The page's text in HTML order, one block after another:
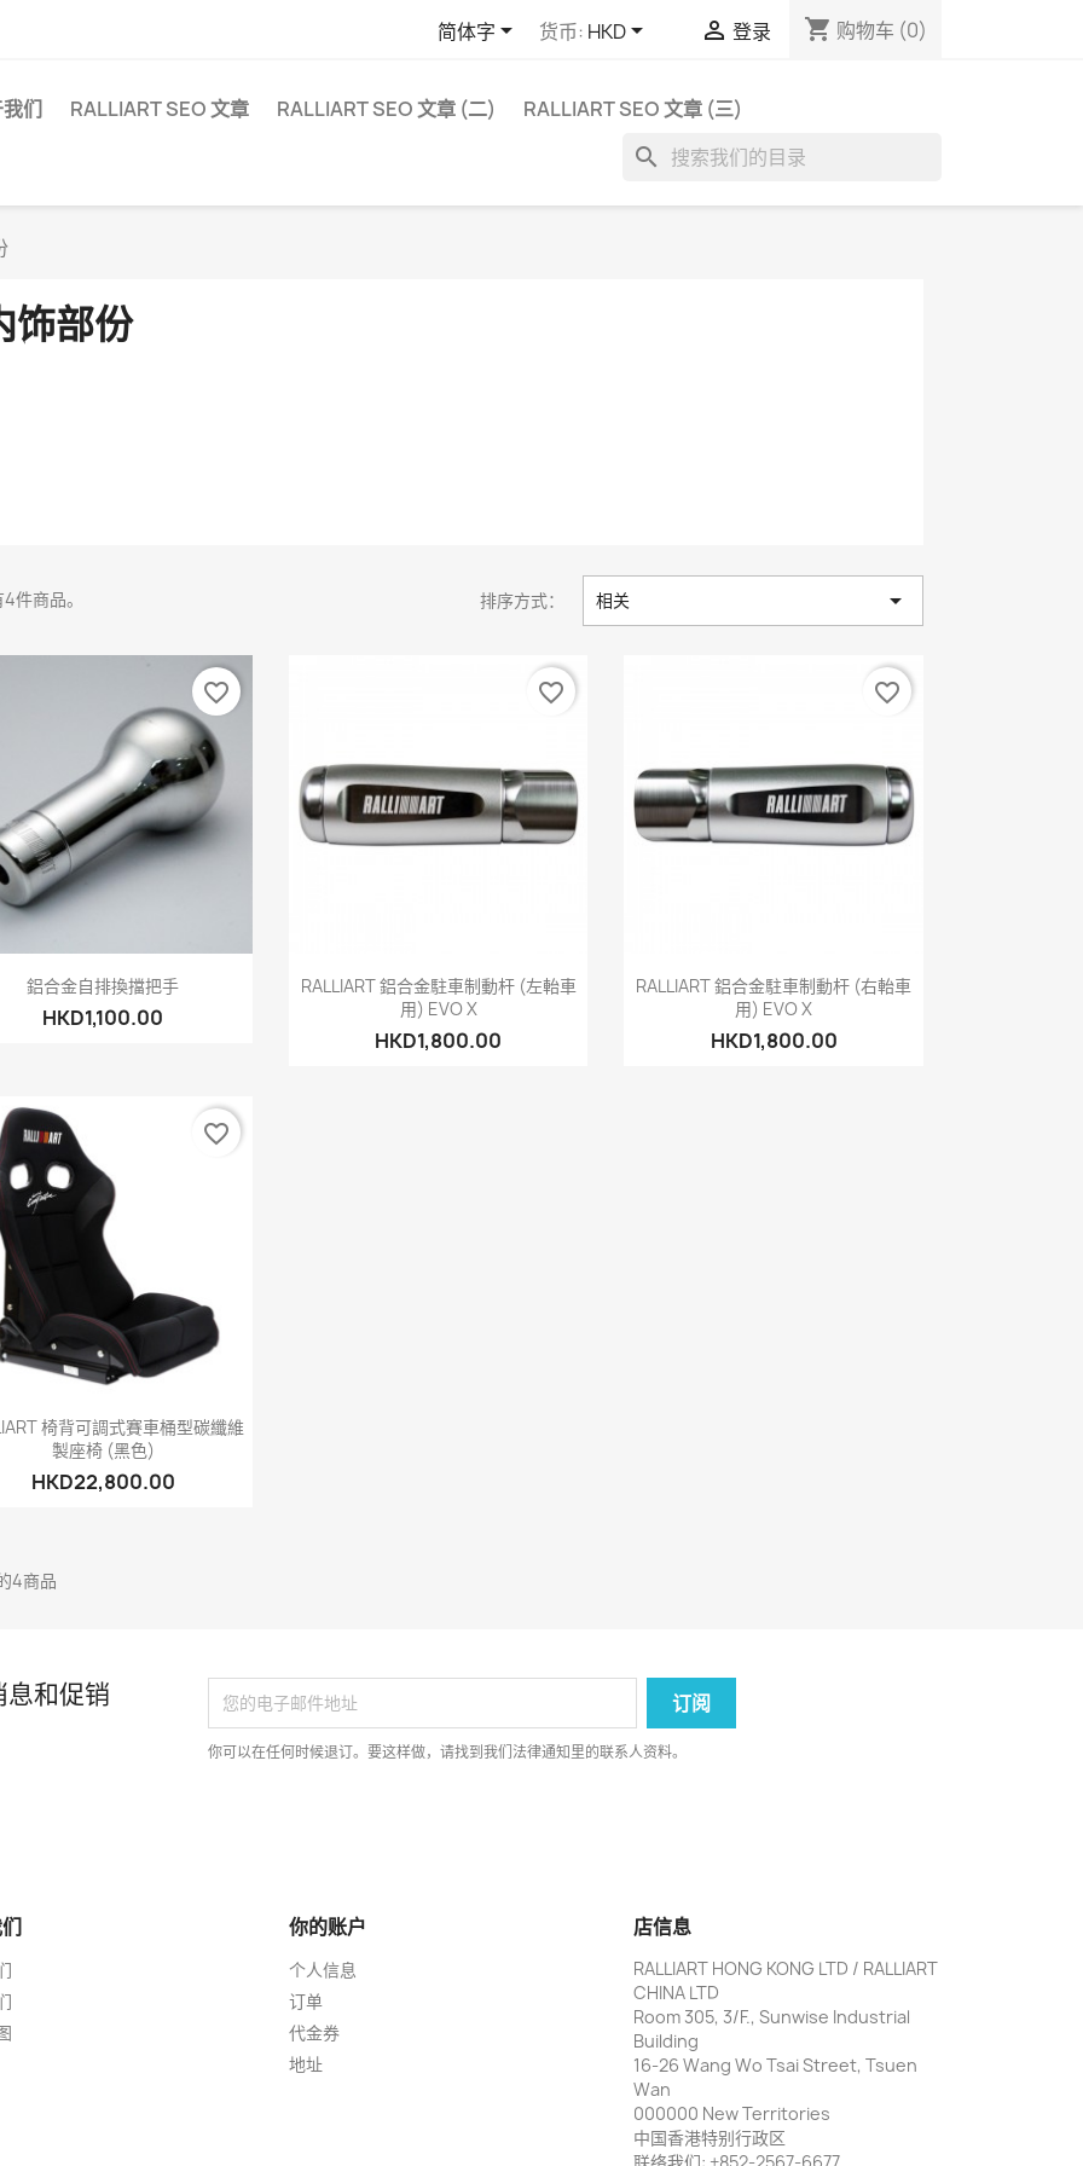
简体字 货币: HKD  登录 shopping_cart 购物车 (0)
们 RALLIART SEO 文章 RALLIART SEO 文章 (二) RALLIART SEO 文章 (三)
search
饰部份
件商品。 排序方式： 相关 
快速查看
鋁合金自排換擋把手
HKD1,100.00
favorite_border
快速查看
RALLIART 鋁合金駐車制動杆 (左軩車
用) EVO X
HKD1,800.00
favorite_border
快速查看
RALLIART 鋁合金駐車制動杆 (右軩車
用) EVO X
HKD1,800.00
favorite_border
快速查看
椅背可調式賽車桶型碳纖維
製座椅 (黑色)
HKD22,800.00
favorite_border
4商品
和促销
你可以在任何时候退订。要这样做，请找到我们法律通知里的联系人资料。
你的账户
个人信息
订单
代金券
地址
店信息
RALLIART HONG KONG LTD / RALLIART
CHINA LTD
Room 305, 3/F., Sunwise Industrial
Building
16-26 Wang Wo Tsai Street, Tsuen
Wan
000000 New Territories
中国香港特别行政区